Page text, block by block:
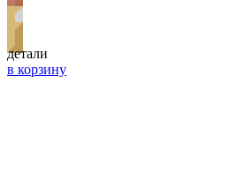
детали
в корзину